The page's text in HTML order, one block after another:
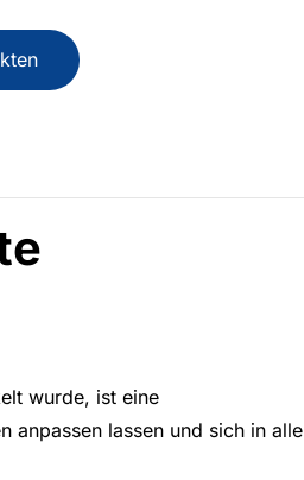
wurde, ist eine
anpassen lassen und sich in alle